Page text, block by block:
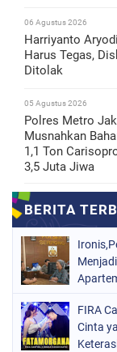
06 Agustus 2026
Harriyanto
Harus Tegas,
Ditolak
05 Agustus 2026
Polres Metro
Musnahkan
1,1 Ton
3,5 Juta Jiwa
FIRA
Cinta